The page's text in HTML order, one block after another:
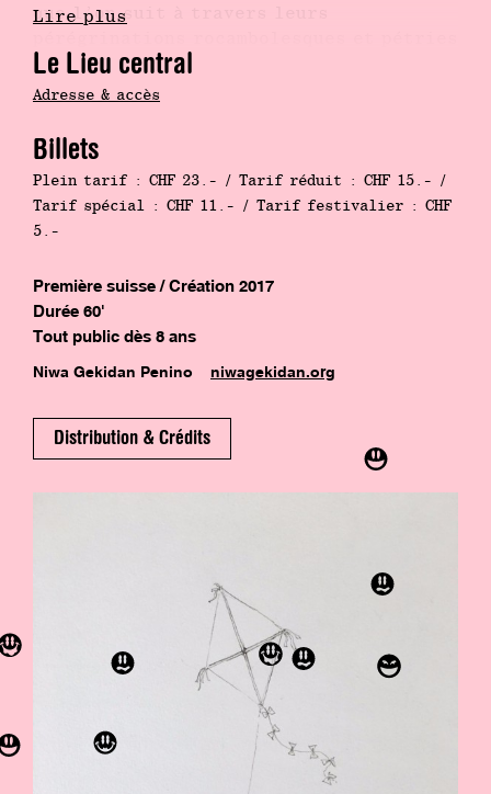
que l’on suit à travers leurs
de poésie. Armés d’une loupiote, nous
sommes tapis dans la pénombre de la salle
déballant et déplaçant d’incroyables
jouets, en quête de la sortie. Saurez-
vous les aider à poursuivre leur périple
? Une découverte généreuse et
sensorielle dans le ventre du Lieu
Tanino and Pichner’s
performance for curious and altruistic
are invited to follow the poetic travels
the exit. A sensory discovery at the
heart of the Festival.
Lire plus
Le Lieu central
Adresse & accès
Billets
Plein tarif : CHF 23.- / Tarif réduit : CHF 15.- /
Tarif spécial : CHF 11.- / Tarif festivalier : CHF
5.-
Première suisse / Création 2017
Durée 60'
Tout public dès 8 ans
Niwa Gekidan Penino niwagekidan.org
Distribution & Crédits